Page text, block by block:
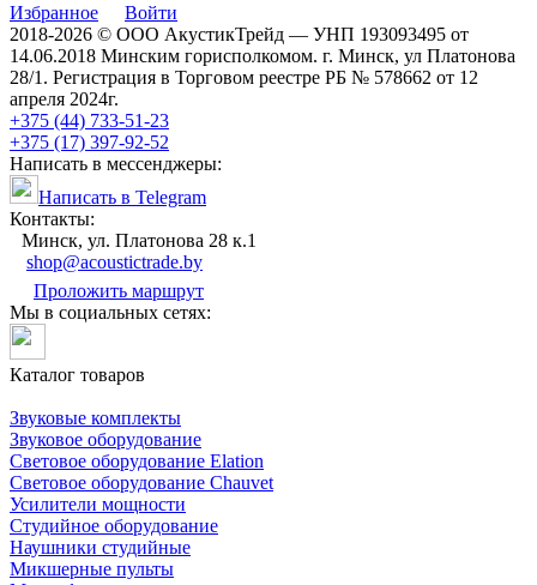
Избранное
Войти
2018-2026 © ООО АкустикТрейд — УНП 193093495 от
14.06.2018 Минским горисполкомом. г. Минск, ул Платонова
28/1. Регистрация в Торговом реестре РБ № 578662 от 12
апреля 2024г.
+375 (44) 733-51-23
+375 (17) 397-92-52
Написать в мессенджеры:
Написать в Telegram
Контакты:
Минск, ул. Платонова 28 к.1
shop@acoustictrade.by
Проложить маршрут
Мы в социальных сетях:
Каталог товаров
Звуковые комплекты
Звуковое оборудование
Световое оборудование Elation
Cветовое оборудование Chauvet
Усилители мощности
Студийное оборудование
Наушники студийные
Микшерные пульты